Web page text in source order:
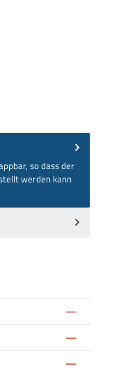
so dass der
werden kann